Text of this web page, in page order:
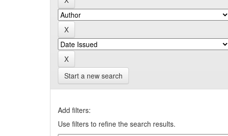
Start a new search
Add filters:
Use filters to refine the search results.